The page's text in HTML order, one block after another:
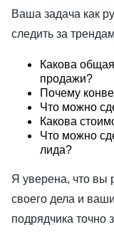
Ваша задача как
следить за
Какова
продажи?
Почему
Что можно
Какова
Что можно
лида?
Я уверена, что вы
своего дела и
подрядчика точно